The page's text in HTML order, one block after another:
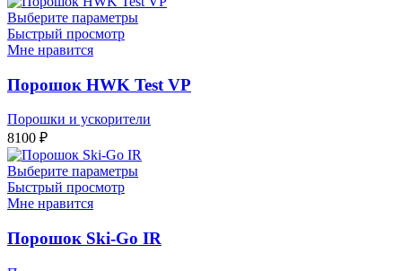
Выберите параметры
Быстрый просмотр
Мне нравится
Порошок HWK Test VP
Порошки и ускорители
8100 ₽
Выберите параметры
Быстрый просмотр
Мне нравится
Порошок Ski-Go IR